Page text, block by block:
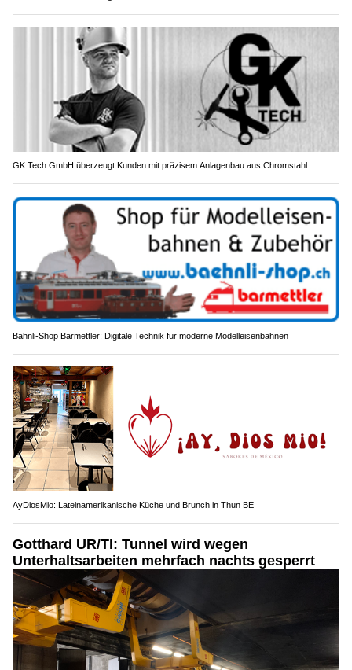
GK Tech GmbH überzeugt Kunden mit präzisem Anlagenbau aus Chromstahl
Bähnli-Shop Barmettler: Digitale Technik für moderne Modelleisenbahnen
AyDiosMio: Lateinamerikanische Küche und Brunch in Thun BE
Gotthard UR/TI: Tunnel wird wegen
Unterhaltsarbeiten mehrfach nachts gesperrt